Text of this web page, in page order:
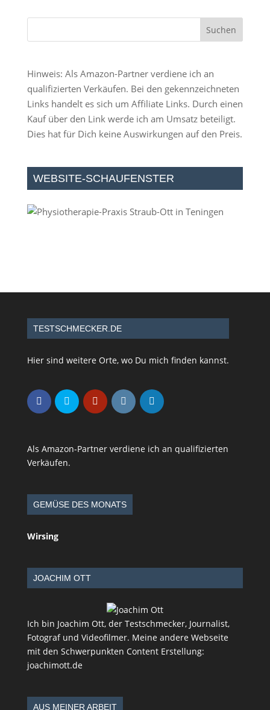
Hinweis: Als Amazon-Partner verdiene ich an
qualifizierten Verkäufen. Bei den gekennzeichneten
Links handelt es sich um Affiliate Links. Durch einen
Kauf über den Link werde ich am Umsatz beteiligt.
Dies hat für Dich keine Auswirkungen auf den Preis.
WEBSITE-SCHAUFENSTER
TESTSCHMECKER.DE
Hier sind weitere Orte, wo Du mich finden kannst.
Als Amazon-Partner verdiene ich an qualifizierten
Verkäufen.
GEMÜSE DES MONATS
Wirsing
JOACHIM OTT
Ich bin Joachim Ott, der Testschmecker, Journalist,
Fotograf und Videofilmer. Meine andere Webseite
mit den Schwerpunkten Content Erstellung:
joachimott.de
AUS MEINER ARBEIT